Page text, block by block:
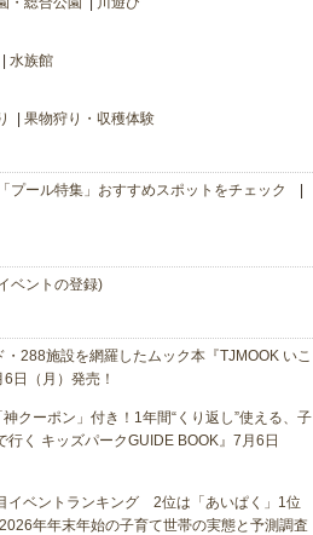
水族館
果物狩り・収穫体験
プール特集」おすすめスポットをチェック
ベントの登録)
288施設を網羅したムック本『TJMOOK いこ
日（月）発売！
クーポン」付き！1年間“くり返し”使える、子
く キッズパークGUIDE BOOK』7月6日
イベントランキング 2位は「あいぱく」1位
年年末年始の子育て世帯の実態と予測調査